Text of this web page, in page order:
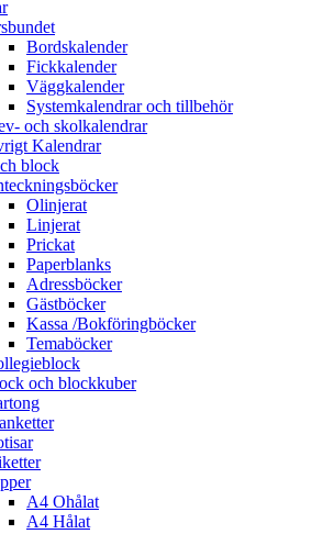
Bordskalender
Fickkalender
Väggkalender
Systemkalendrar och tillbehör
och skolkalendrar
Kalendrar
block
Olinjerat
Linjerat
Prickat
Paperblanks
Adressböcker
Gästböcker
Kassa /Bokföringböcker
Temaböcker
och blockkuber
A4 Ohålat
A4 Hålat